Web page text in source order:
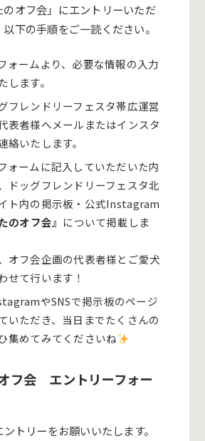
のオフ会」にエントリーいただ
下の手順をご一読ください。
ォームより、必要な情報の入力
します。
フレンドリーフェスタ帯広運営
表者様へメールまたはインスタ
絡いたします。
ォームに記入していただいた内
ドッグフレンドリーフェスタ北
ト内の掲示板・公式Instagram
のオフ会』 について掲載しま
オフ会企画の代表者様とご愛犬
せて行います！
やSNSで掲示板のページ
いただき、当日までたくさんの
集めてみてくださいね
フ会 エントリーフォー
トリーをお願いいたします。